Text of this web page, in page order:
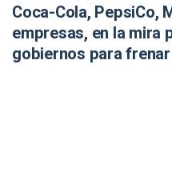
Coca-Cola, PepsiCo,
empresas, en la mira
gobiernos para